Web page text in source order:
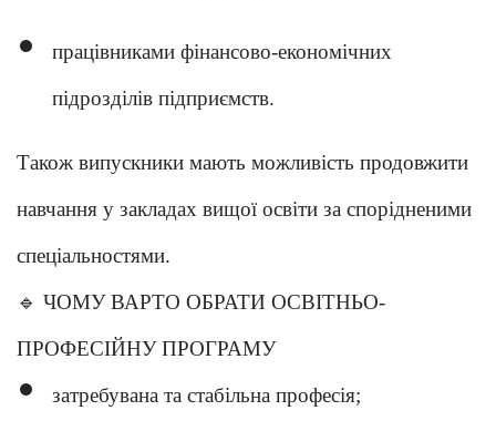
працівниками фінансово-економічних
підрозділів підприємств.
Також випускники мають можливість продовжити
навчання у закладах вищої освіти за спорідненими
спеціальностями.
🔹 ЧОМУ ВАРТО ОБРАТИ ОСВІТНЬО-
ПРОФЕСІЙНУ ПРОГРАМУ
затребувана та стабільна професія;